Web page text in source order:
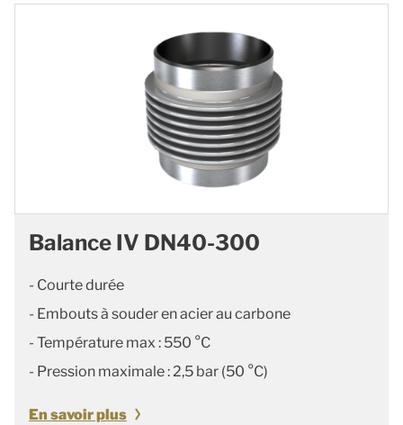
Balance IV DN40-300
- Courte durée
- Embouts à souder en acier au carbone
- Température max : 550 °C
- Pression maximale : 2,5 bar (50 °C)
En savoir plus